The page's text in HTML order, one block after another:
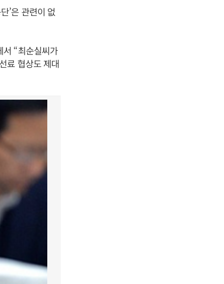
’은 관련이 없
“최순실씨가
료 협상도 제대